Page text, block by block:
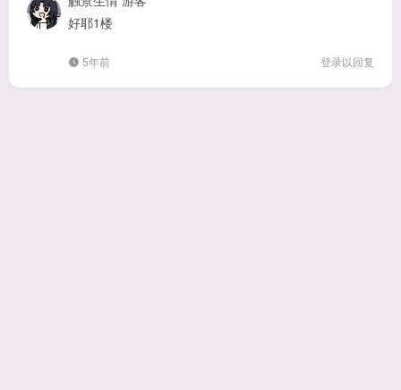
好耶1楼
5年前 登录以回复